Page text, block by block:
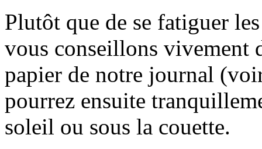
Plutôt que de se fatiguer
vous conseillons vivement
papier de notre journal
pourrez ensuite
soleil ou sous la couette.